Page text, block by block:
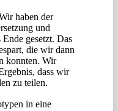
haben der
und
gesetzt. Das
die wir dann
konnten. Wir
dass wir
zu teilen.
in eine